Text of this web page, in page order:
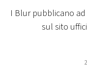
PLAYLIST
I Blur pubblicano
sul sito